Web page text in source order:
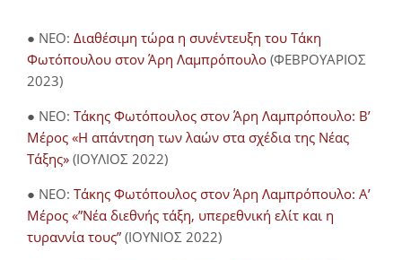
● NEO: Διαθέσιμη τώρα η συνέντευξη του Τάκη
Φωτόπουλου στον Άρη Λαμπρόπουλο (ΦΕΒΡΟΥΑΡΙΟΣ
2023)
● NEO: Τάκης Φωτόπουλος στον Άρη Λαμπρόπουλο: Β’
Μέρος «Η απάντηση των λαών στα σχέδια της Νέας
Τάξης» (ΙΟΥΛΙΟΣ 2022)
● NEO: Τάκης Φωτόπουλος στον Άρη Λαμπρόπουλο: Α’
Μέρος «”Νέα διεθνής τάξη, υπερεθνική ελίτ και η
τυραννία τους” (ΙΟΥΝΙΟΣ 2022)